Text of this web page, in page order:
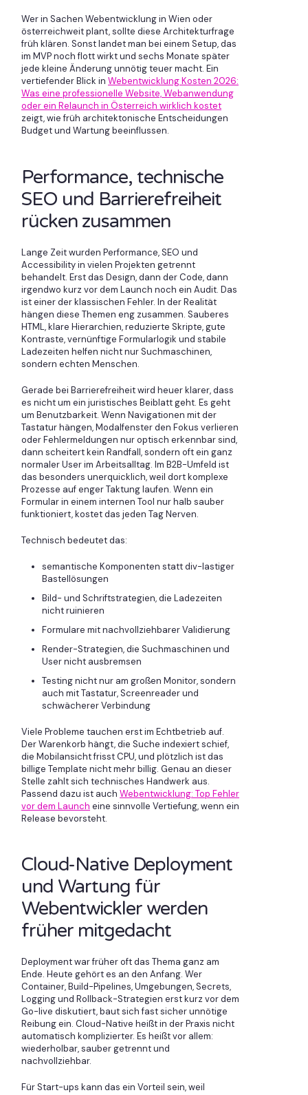
Wer in Sachen Webentwicklung in Wien oder
österreichweit plant, sollte diese Architekturfrage
früh klären. Sonst landet man bei einem Setup, das
im MVP noch flott wirkt und sechs Monate später
jede kleine Änderung unnötig teuer macht. Ein
vertiefender Blick in Webentwicklung Kosten 2026:
Was eine professionelle Website, Webanwendung
oder ein Relaunch in Österreich wirklich kostet
zeigt, wie früh architektonische Entscheidungen
Budget und Wartung beeinflussen.
Performance, technische
SEO und Barrierefreiheit
rücken zusammen
Lange Zeit wurden Performance, SEO und
Accessibility in vielen Projekten getrennt
behandelt. Erst das Design, dann der Code, dann
irgendwo kurz vor dem Launch noch ein Audit. Das
ist einer der klassischen Fehler. In der Realität
hängen diese Themen eng zusammen. Sauberes
HTML, klare Hierarchien, reduzierte Skripte, gute
Kontraste, vernünftige Formularlogik und stabile
Ladezeiten helfen nicht nur Suchmaschinen,
sondern echten Menschen.
Gerade bei Barrierefreiheit wird heuer klarer, dass
es nicht um ein juristisches Beiblatt geht. Es geht
um Benutzbarkeit. Wenn Navigationen mit der
Tastatur hängen, Modalfenster den Fokus verlieren
oder Fehlermeldungen nur optisch erkennbar sind,
dann scheitert kein Randfall, sondern oft ein ganz
normaler User im Arbeitsalltag. Im B2B-Umfeld ist
das besonders unerquicklich, weil dort komplexe
Prozesse auf enger Taktung laufen. Wenn ein
Formular in einem internen Tool nur halb sauber
funktioniert, kostet das jeden Tag Nerven.
Technisch bedeutet das:
semantische Komponenten statt div-lastiger
Bastellösungen
Bild- und Schriftstrategien, die Ladezeiten
nicht ruinieren
Formulare mit nachvollziehbarer Validierung
Render-Strategien, die Suchmaschinen und
User nicht ausbremsen
Testing nicht nur am großen Monitor, sondern
auch mit Tastatur, Screenreader und
schwächerer Verbindung
Viele Probleme tauchen erst im Echtbetrieb auf.
Der Warenkorb hängt, die Suche indexiert schief,
die Mobilansicht frisst CPU, und plötzlich ist das
billige Template nicht mehr billig. Genau an dieser
Stelle zahlt sich technisches Handwerk aus.
Passend dazu ist auch Webentwicklung: Top Fehler
vor dem Launch eine sinnvolle Vertiefung, wenn ein
Release bevorsteht.
Cloud-Native Deployment
und Wartung für
Webentwickler werden
früher mitgedacht
Deployment war früher oft das Thema ganz am
Ende. Heute gehört es an den Anfang. Wer
Container, Build-Pipelines, Umgebungen, Secrets,
Logging und Rollback-Strategien erst kurz vor dem
Go-live diskutiert, baut sich fast sicher unnötige
Reibung ein. Cloud-Native heißt in der Praxis nicht
automatisch komplizierter. Es heißt vor allem:
wiederholbar, sauber getrennt und
nachvollziehbar.
Für Start-ups kann das ein Vorteil sein, weil